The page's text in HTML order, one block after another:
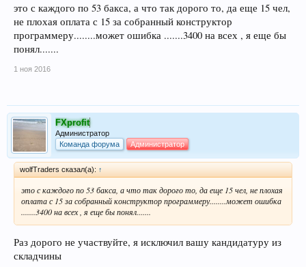
это с каждого по 53 бакса, а что так дорого то, да еще 15 чел,
не плохая оплата с 15 за собранный конструктор
программеру........может ошибка .......3400 на всех , я еще бы
понял.......
1 ноя 2016
FXprofit
Администратор
Команда форума
Администратор
wolfTraders сказал(а): ↑
это с каждого по 53 бакса, а что так дорого то, да еще 15 чел, не плохая
оплата с 15 за собранный конструктор программеру........может ошибка
.......3400 на всех , я еще бы понял.......
Раз дорого не участвуйте, я исключил вашу кандидатуру из
складчины